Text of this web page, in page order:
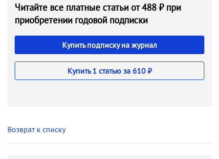
Читайте все платные статьи от 488 ₽ при
приобретении годовой подписки
Купить подписку на журнал
Купить 1 статью за 610 ₽
Возврат к списку